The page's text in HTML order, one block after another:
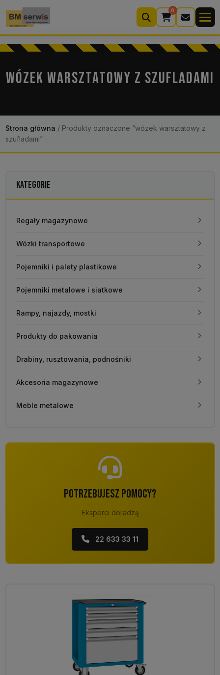
0
Wyszukiwarka
produktów
Kontakt 22 633 33 11
WÓZEK WARSZTATOWY Z SZUFLADAMI
Strona główna /Produkty oznaczone “wózek warsztatowy z
szufladami”
KATEGORIE
Regały magazynowe
Wózki transportowe
Pojemniki i palety plastikowe
Pojemniki metalowe i siatkowe
Rampy, najazdy, mostki
Produkty do pakowania
Drabiny, rusztowania, podnośniki
Akcesoria magazynowe
Meble metalowe
POTRZEBUJESZ POMOCY?
Eksperci doradzą
22 633 33 11